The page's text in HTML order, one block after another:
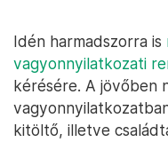
Idén harmadszorra is
vagyonnyilatkozati
kérésére. A jövőben
kitöltő, illetve